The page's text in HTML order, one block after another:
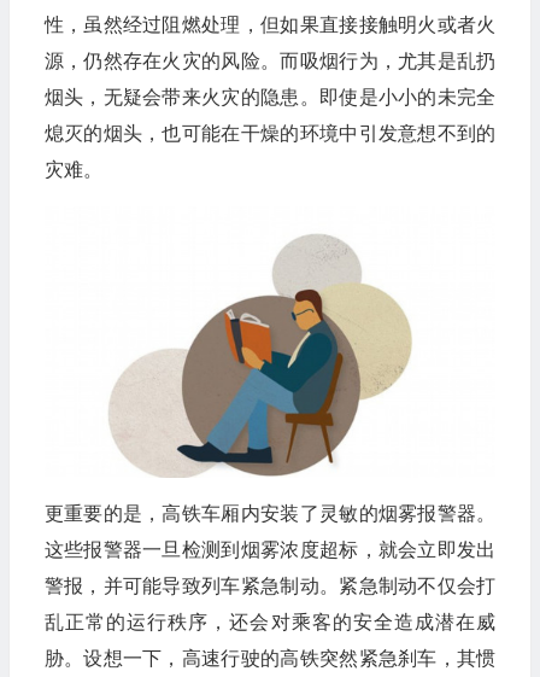
性，虽然经过阻燃处理，但如果直接接触明火或者火
源，仍然存在火灾的风险。而吸烟行为，尤其是乱扔
烟头，无疑会带来火灾的隐患。即使是小小的未完全
熄灭的烟头，也可能在干燥的环境中引发意想不到的
灾难。
更重要的是，高铁车厢内安装了灵敏的烟雾报警器。
这些报警器一旦检测到烟雾浓度超标，就会立即发出
警报，并可能导致列车紧急制动。紧急制动不仅会打
乱正常的运行秩序，还会对乘客的安全造成潜在威
胁。设想一下，高速行驶的高铁突然紧急刹车，其惯